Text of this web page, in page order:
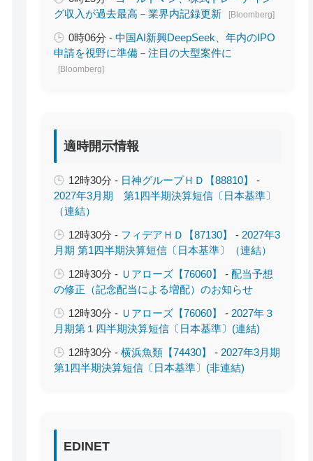
グ収入が過去最高－業界内記録更新
[Bloomberg]
0時06分 -中国AI新興DeepSeek、年内のIPO
申請を視野に準備－注目の大型案件に
[Bloomberg]
適時開示情報
12時30分 - 日神グループＨＤ【88810】
-
2027年3月期 第1四半期決算短信〔日本基準〕
（連結）
12時30分 - フィデアＨＤ【87130】 -2027年3
月期 第1四半期決算短信〔日本基準〕（連結）
12時30分 - Ｕアローズ【76060】 - 配当予想
の修正（記念配当による増配）のお知らせ
12時30分 - Ｕアローズ【76060】 -2027年３
月期第１四半期決算短信〔日本基準〕(連結)
12時30分 -横浜魚類【74430】 -2027年3月期
第1四半期決算短信〔日本基準〕(非連結)
EDINET